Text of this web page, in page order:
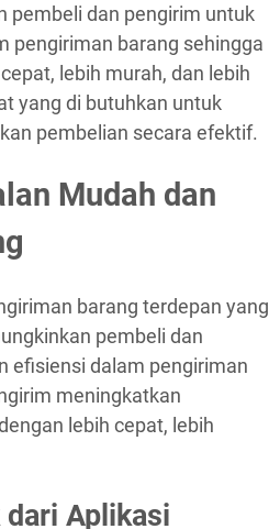
pembeli dan pengirim untuk
pengiriman barang sehingga
lebih murah, dan lebih
yang di butuhkan untuk
pembelian secara efektif.
Mudah dan
barang terdepan yang
pembeli dan
efisiensi dalam pengiriman
meningkatkan
lebih cepat, lebih
dari Aplikasi